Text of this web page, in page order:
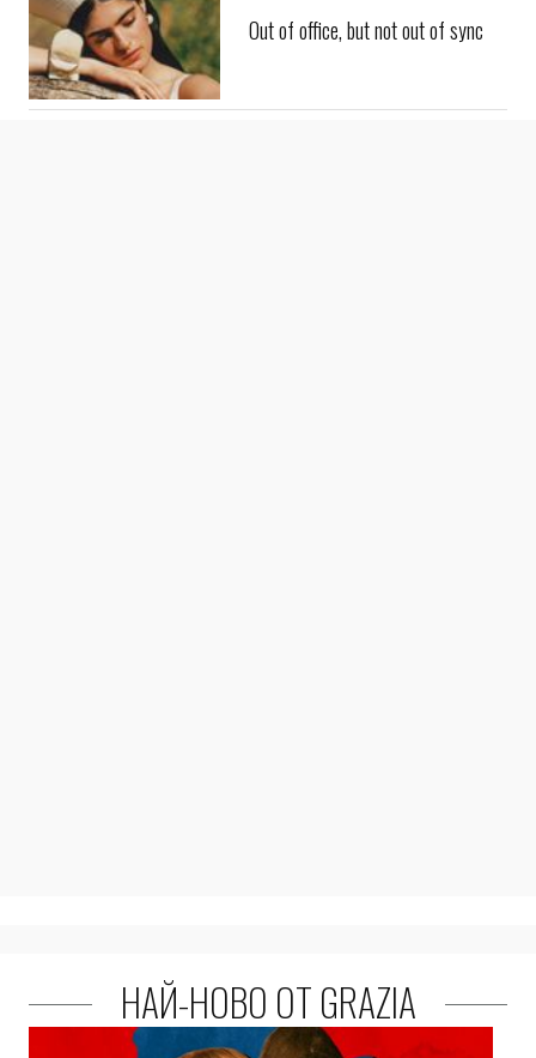
Out of office, but not out of sync
НАЙ-НОВО ОТ GRAZIA